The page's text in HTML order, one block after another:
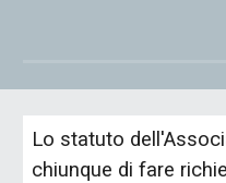
Lo statuto
chiunque di fare